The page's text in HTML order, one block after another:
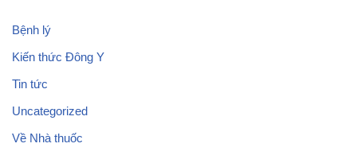
Bệnh lý
Kiến thức Đông Y
Tin tức
Uncategorized
Về Nhà thuốc